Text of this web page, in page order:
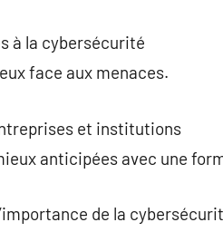
à la cybersécurité
face aux menaces.
et institutions
anticipées avec une
de la